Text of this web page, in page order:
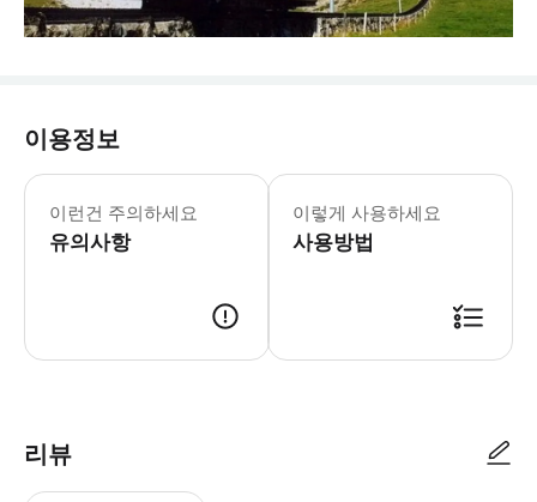
이용정보
이런건 주의하세요
유의사항
이렇게 사용하세요
사용방법
리뷰